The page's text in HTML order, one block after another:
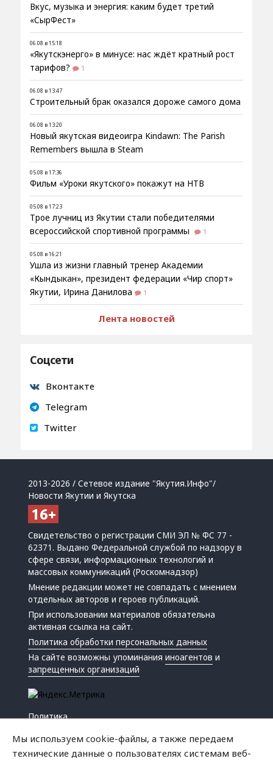
Вкус, музыка и энергия: каким будет третий
«СырФест»
06.08 в 15:18
«Якутскэнерго» в минусе: нас ждёт кратный рост
тарифов?
1
06.08 в 13:47
Строительный брак оказался дороже самого дома
06.08 в 13:20
Новый якутская видеоигра Kindawn: The Parish
Remembers вышла в Steam
05.08 в 17:36
Фильм «Уроки якутского» покажут на НТВ
05.08 в 17:23
Трое лучниц из Якутии стали победителями
всероссийской спортивной программы
1
05.08 в 16:21
Ушла из жизни главный тренер Академии
«Кындыкан», президент федерации «Чир спорт»
Якутии, Ирина Данилова
1
Лента новостей
Соцсети
Вконтакте
Telegram
Twitter
2013-2026 / Сетевое издание "Якутия.Инфо"/
Новости Якутии и Якутска
Свидетельство о регистрации СМИ ЭЛ № ФС 77 -
62371. Выдано Федеральной службой по надзору в
сфере связи, информационных технологий и
массовых коммуникаций (Роскомнадзор)
Мнение редакции может не совпадать с мнением
отдельных авторов и героев публикаций.
При использовании материалов обязательна
активная ссылка на сайт.
Политика обработки персональных данных
На сайте возможны упоминанияиноагентов и
запрещенных организаций
Политика
Мы используем cookie-файлы, а также передаем
технические данные о пользователях системам веб-